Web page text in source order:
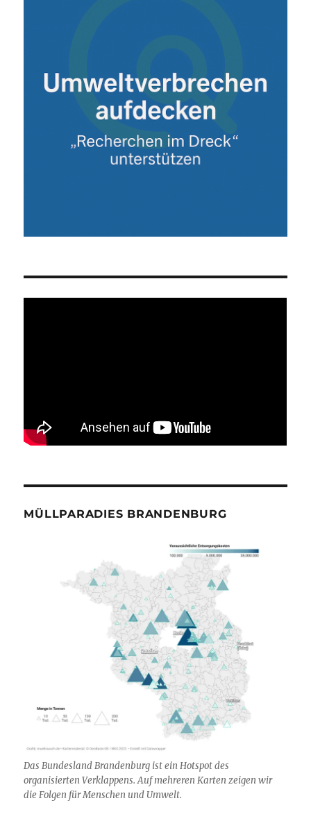
MÜLLPARADIES BRANDENBURG
Das Bundesland Brandenburg ist ein Hotspot des
organisierten Verklappens. Auf mehreren Karten zeigen wir
die Folgen für Menschen und Umwelt.